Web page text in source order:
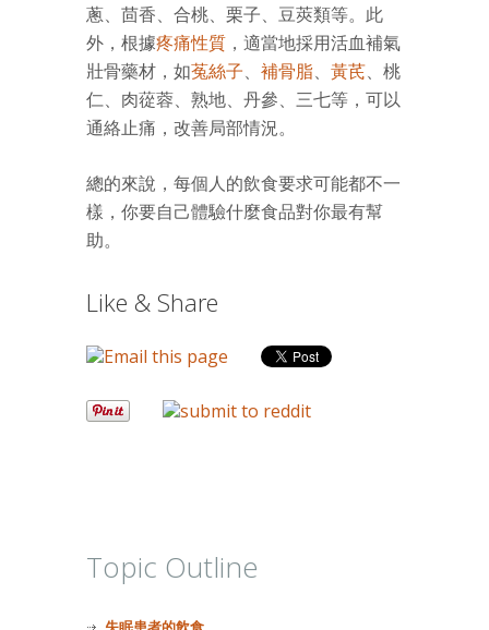
蔥、茴香、合桃、栗子、豆莢類等。此
外，根據疼痛性質 ，適當地採用活血補氣
壯骨藥材，如菟絲子、 補骨脂、 黃芪、桃
仁、肉蓯蓉、熟地、丹參、三七等，可以
通絡止痛，改善局部情況。
總的來說，每個人的飲食要求可能都不一
樣，你要自己體驗什麼食品對你最有幫
助。
Like & Share
Topic Outline